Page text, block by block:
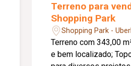
Terreno para
Shopping Park
Shopping Park -
Terreno com 343,00 m². Terreno
e bem localizado;